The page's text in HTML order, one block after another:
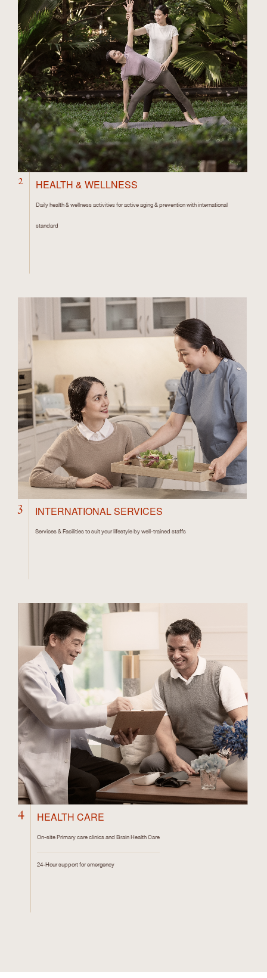
2 HEALTH & WELLNESS
Daily health & wellness activities for active aging & prevention with international
standard
3 INTERNATIONAL SERVICES
Services & Facilities to suit your lifestyle by well-trained staffs
4 HEALTH CARE
On-site Primary care clinics and Brain Health Care
24-Hour support for emergency